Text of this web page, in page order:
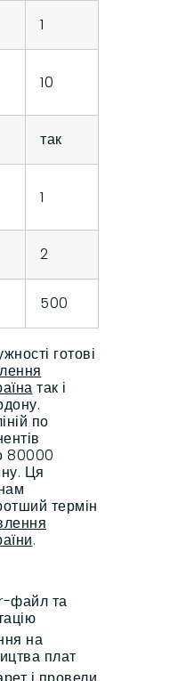
1
10
так
1
2
500
готові
так і
по
80000
Ця
термін
.
файл та
на
плат